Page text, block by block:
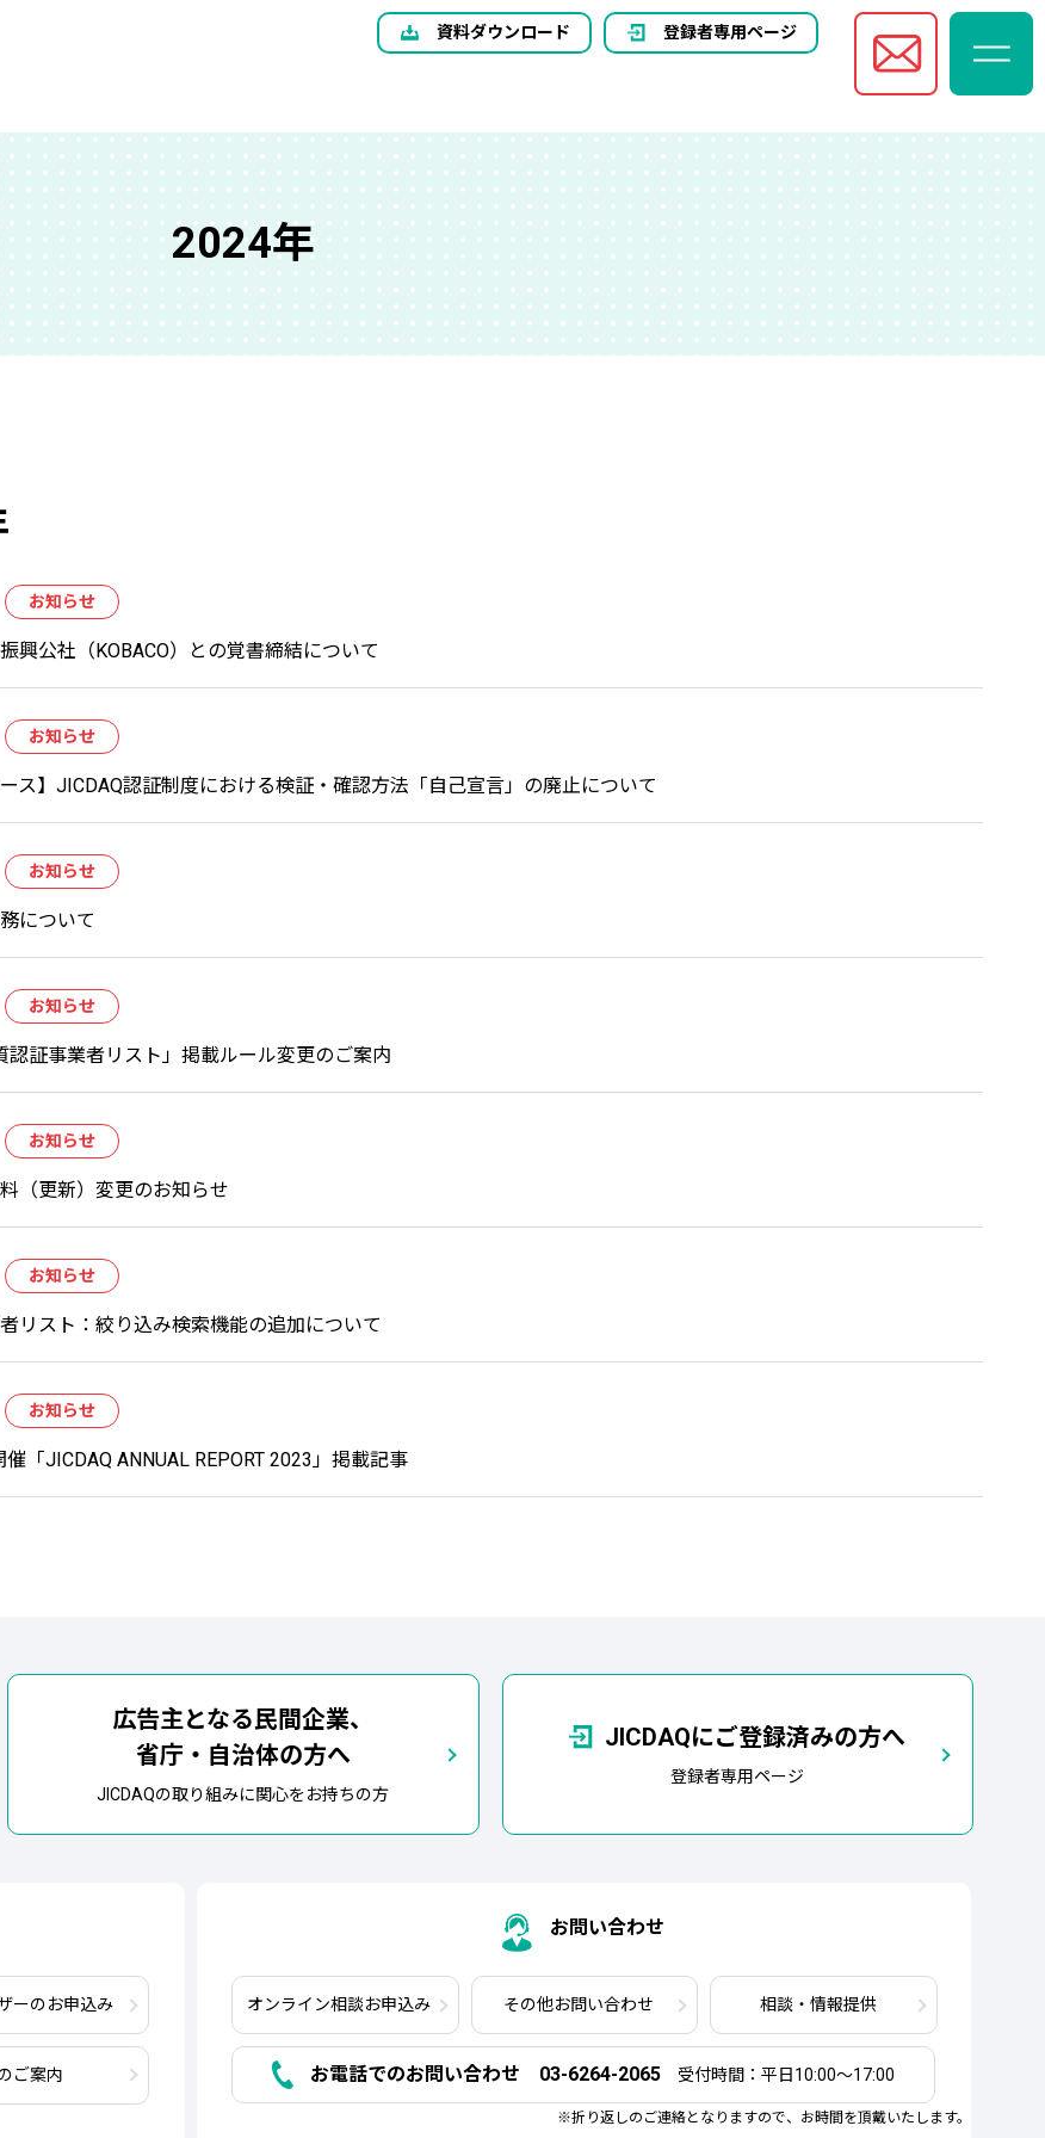
資料ダウンロード 登録者専用ページ
2024年
お知らせ
興公社（KOBACO）との覚書締結について
お知らせ
ース】JICDAQ認証制度における検証・確認方法「自己宣言」の廃止について
お知らせ
について
お知らせ
認証事業者リスト」掲載ルール変更のご案内
お知らせ
（更新）変更のお知らせ
お知らせ
リスト：絞り込み検索機能の追加について
お知らせ
「JICDAQ ANNUAL REPORT 2023」掲載記事
広告主となる民間企業、
省庁・自治体の方へ
JICDAQの取り組みに関心をお持ちの方
JICDAQにご登録済みの方へ
登録者専用ページ
ーのお申込み
ご案内
お問い合わせ
オンライン相談お申込み その他お問い合わせ 相談・情報提供
お電話でのお問い合わせ 03-6264-2065 受付時間：平日10:00～17:00
※折り返しのご連絡となりますので、お時間を頂戴いたします。